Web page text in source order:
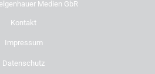
Medien GbR
Kontakt
Impressum
Datenschutz